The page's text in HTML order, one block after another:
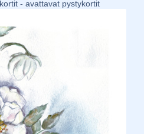
- avattavat pystykortit